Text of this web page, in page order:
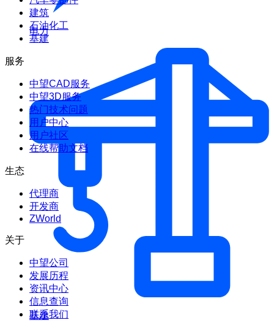
电力
基建
建筑
石油化工
基建
服务
中望CAD服务
中望3D服务
热门技术问题
用户中心
用户社区
在线帮助文档
生态
代理商
开发商
ZWorld
关于
中望公司
发展历程
资讯中心
信息查询
联系我们